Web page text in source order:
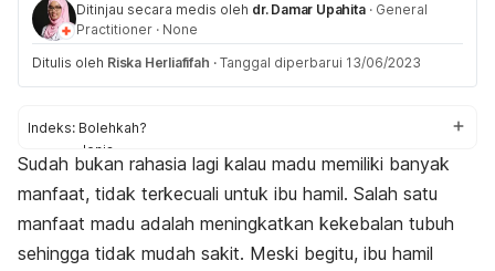
Ditinjau secara medis oleh dr. Damar Upahita · General
Practitioner · None
Ditulis oleh Riska Herliafifah · Tanggal diperbarui 13/06/2023
Indeks: Bolehkah?
Jenis
Manfaat
Perhatian
Sudah bukan rahasia lagi kalau madu memiliki banyak
manfaat, tidak terkecuali untuk ibu hamil. Salah satu
manfaat madu adalah meningkatkan kekebalan tubuh
sehingga tidak mudah sakit. Meski begitu, ibu hamil